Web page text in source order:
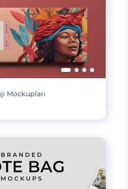
Mockupları